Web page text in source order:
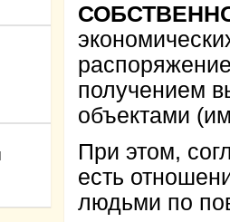
получением
объектами
При этом,
есть
людьми по